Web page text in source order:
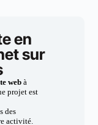
en
sur
webà
projet est
des
activité.